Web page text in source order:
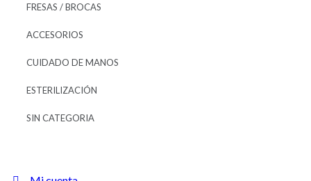
FRESAS / BROCAS
ACCESORIOS
CUIDADO DE MANOS
ESTERILIZACIÓN
SIN CATEGORIA